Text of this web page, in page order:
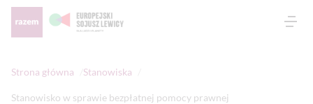
Strona główna Stanowiska
Stanowisko w sprawie bezpłatnej pomocy prawnej